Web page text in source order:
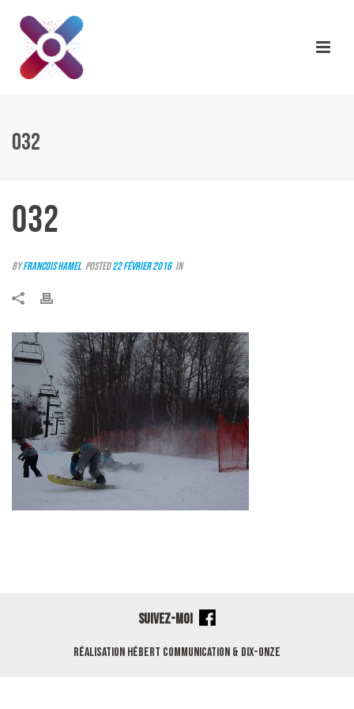
032
032
ByFrancois Hamel Posted22 février 2016 In
SUIVEZ-MOI
Réalisation Hébert Communication & Dix-Onze